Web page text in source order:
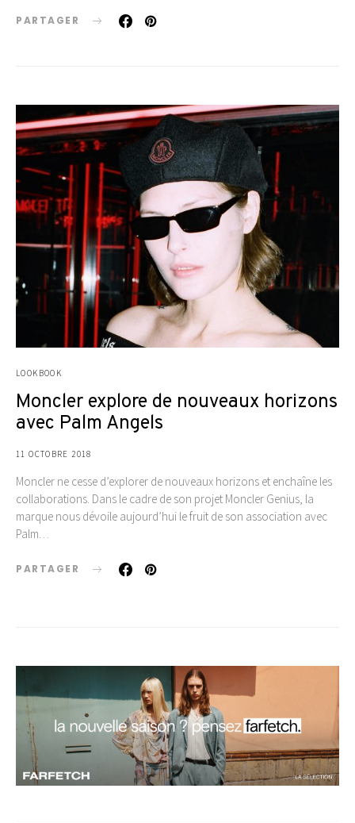
PARTAGER
LOOKBOOK
Moncler explore de nouveaux horizons
avec Palm Angels
11 OCTOBRE 2018
Moncler ne cesse d’explorer de nouveaux horizons et enchaîne les
collaborations. Dans le cadre de son projet Moncler Genius, la
marque nous dévoile aujourd’hui le fruit de son association avec
Palm…
PARTAGER